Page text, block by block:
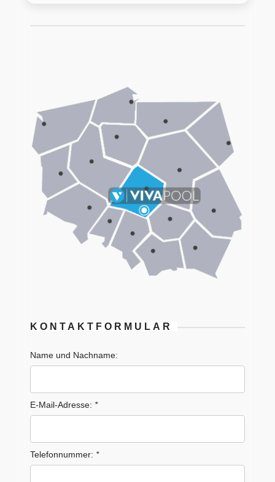
KONTAKTFORMULAR
Name und Nachname:
E-Mail-Adresse: *
Telefonnummer: *